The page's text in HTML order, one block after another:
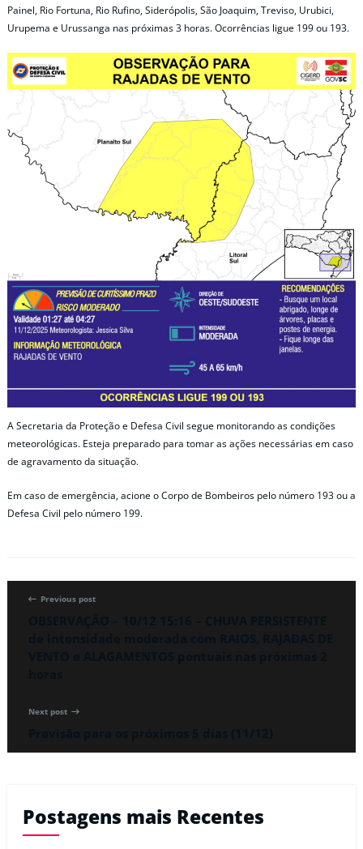
Painel, Rio Fortuna, Rio Rufino, Siderópolis, São Joaquim, Treviso, Urubici,
Urupema e Urussanga nas próximas 3 horas. Ocorrências ligue 199 ou 193.
A Secretaria da Proteção e Defesa Civil segue monitorando as condições
meteorológicas. Esteja preparado para tomar as ações necessárias em caso
de agravamento da situação.
Em caso de emergência, acione o Corpo de Bombeiros pelo número 193 ou a
Defesa Civil pelo número 199.
Previous post
Next post
Postagens mais Recentes